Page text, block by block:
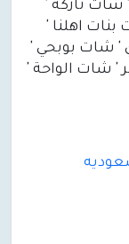
شات نازكة '
اهلنا '
' شات بوبحي '
شات الواحة '